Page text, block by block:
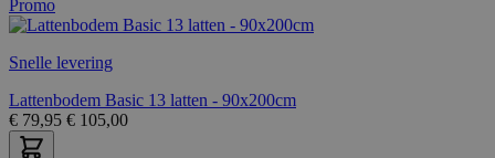
Promo
Snelle levering
Lattenbodem Basic 13 latten - 90x200cm
€ 79,95 € 105,00